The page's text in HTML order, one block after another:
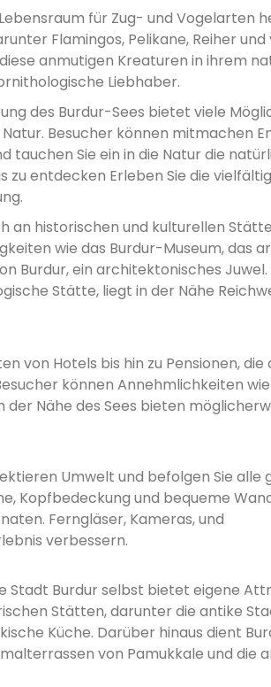
für Zug- und Vogelarten
Flamingos, Pelikane, Reiher
anmutigen Kreaturen in ihrem
Liebhaber.
des Burdur-Sees bietet viele
Besucher können mitmachen
tauchen Sie ein in die Natur die
entdecken Erleben Sie die
an historischen und kulturellen
wie das Burdur-Museum, das
Burdur, ein architektonisches
Stätte, liegt in der Nähe
von Hotels bis hin zu Pensionen, die
können Annehmlichkeiten
Nähe des Sees bieten
Umwelt und befolgen Sie alle
Kopfbedeckung und bequeme
Ferngläser, Kameras, und
verbessern.
Stadt Burdur selbst bietet eigene
Stätten, darunter die antike
Küche. Darüber hinaus dient
von Pamukkale und die